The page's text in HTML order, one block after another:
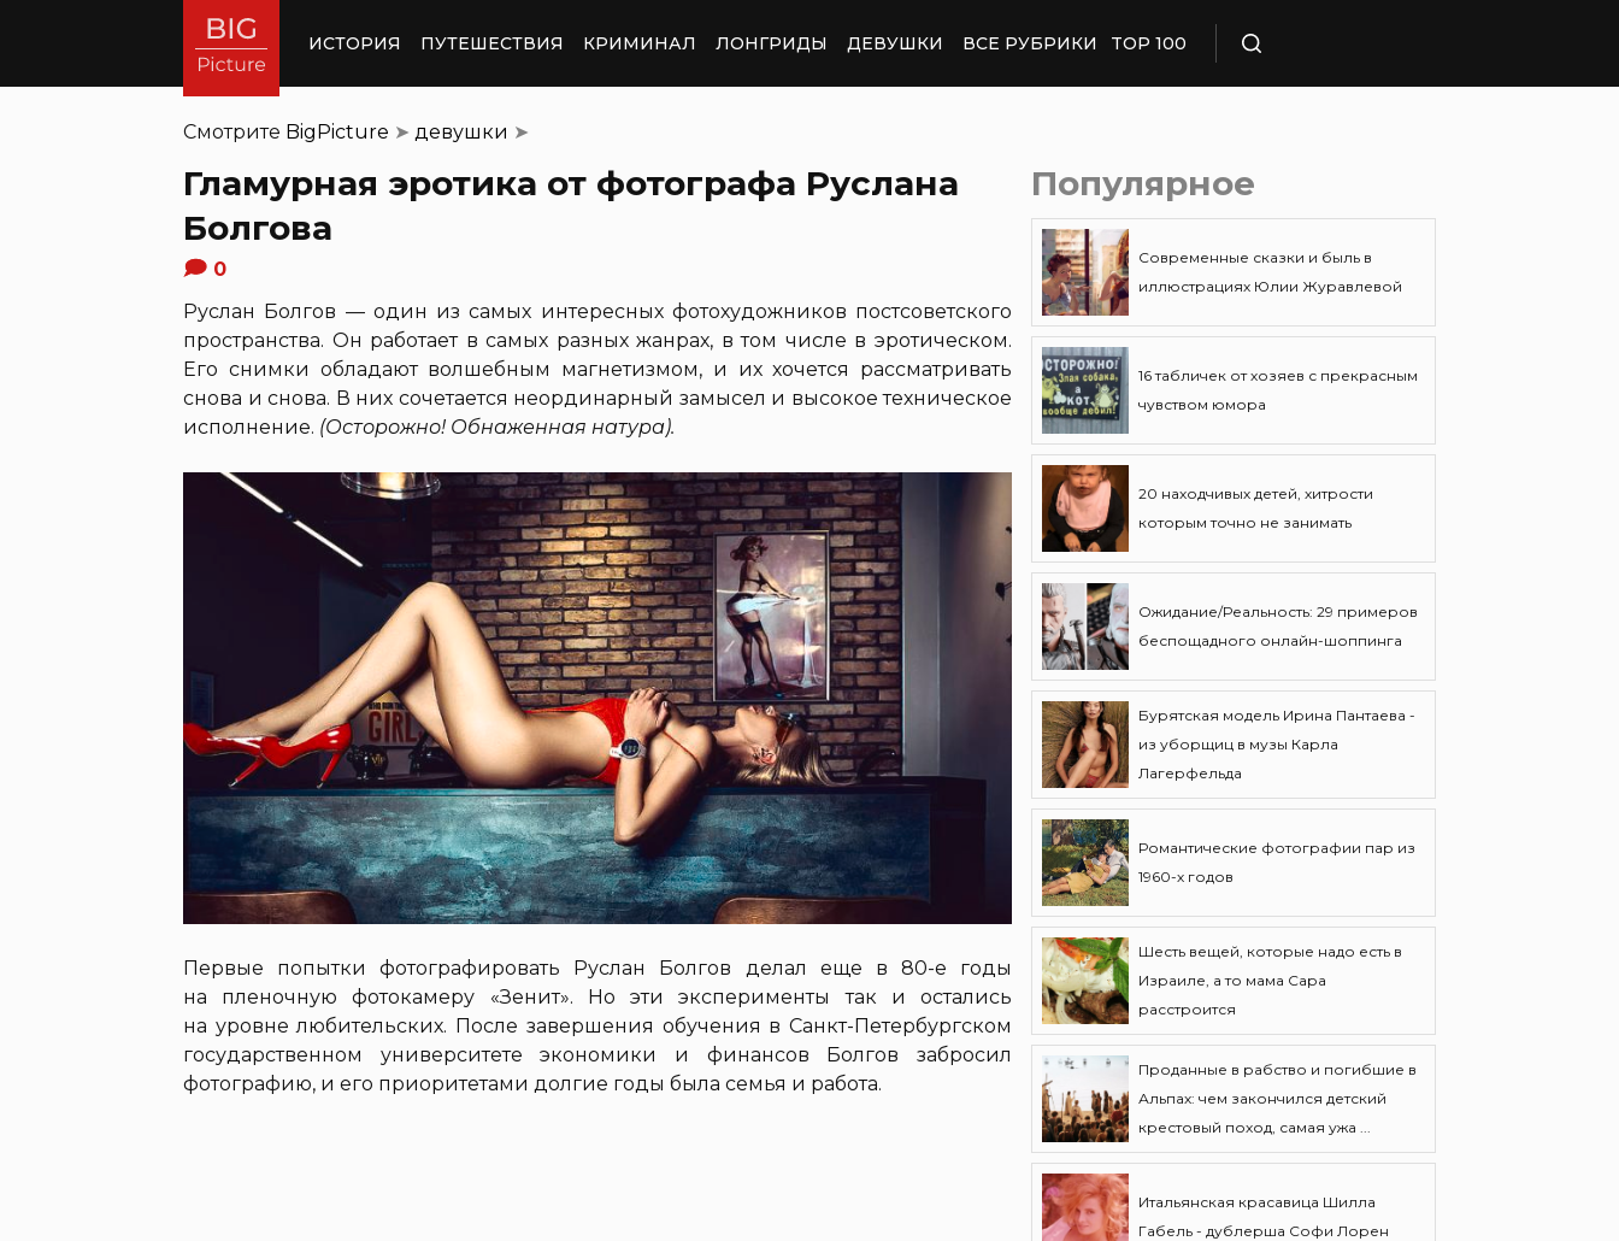
ИСТОРИЯ ПУТЕШЕСТВИЯ КРИМИНАЛ ЛОНГРИДЫ ДЕВУШКИ ВСЕ РУБРИКИ TOP 100
Смотрите BigPicture ➤ девушки ➤
Гламурная эротика от фотографа Руслана
Болгова
0
Руслан Болгов — один из самых интересных фотохудожников постсоветского
пространства. Он работает в самых разных жанрах, в том числе в эротическом.
Его снимки обладают волшебным магнетизмом, и их хочется рассматривать
снова и снова. В них сочетается неординарный замысел и высокое техническое
исполнение. (Осторожно! Обнаженная натура).
Первые попытки фотографировать Руслан Болгов делал еще в 80-е годы
на пленочную фотокамеру «Зенит». Но эти эксперименты так и остались
на уровне любительских. После завершения обучения в Санкт-Петербургском
государственном университете экономики и финансов Болгов забросил
фотографию, и его приоритетами долгие годы была семья и работа.
Популярное
Современные сказки и быль в
иллюстрациях Юлии Журавлевой
16 табличек от хозяев с прекрасным
чувством юмора
20 находчивых детей, хитрости
которым точно не занимать
Ожидание/Реальность: 29 примеров
беспощадного онлайн-шоппинга
Бурятская модель Ирина Пантаева -
из уборщиц в музы Карла
Лагерфельда
Романтические фотографии пар из
1960-х годов
Шесть вещей, которые надо есть в
Израиле, а то мама Сара
расстроится
Проданные в рабство и погибшие в
Альпах: чем закончился детский
крестовый поход, самая ужа ...
Итальянская красавица Шилла
Габель - дублерша Софи Лорен